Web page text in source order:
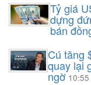
Tỷ giá
dựng
bán
Cú tăng
quay lại
ngờ